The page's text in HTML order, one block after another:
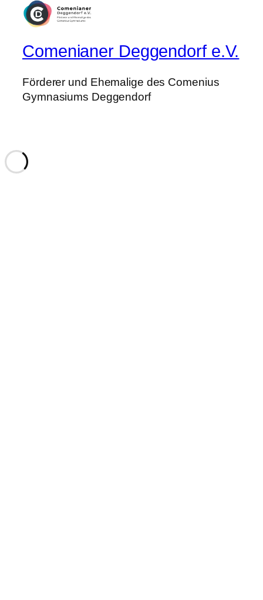
Comenianer Deggendorf e.V.
Förderer und Ehemalige des Comenius
Gymnasiums Deggendorf